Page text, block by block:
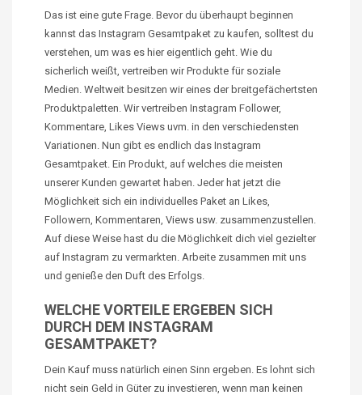
Das ist eine gute Frage. Bevor du überhaupt beginnen
kannst das Instagram Gesamtpaket zu kaufen, solltest du
verstehen, um was es hier eigentlich geht. Wie du
sicherlich weißt, vertreiben wir Produkte für soziale
Medien. Weltweit besitzen wir eines derbreitgefächertsten
Produktpaletten. Wir vertreiben Instagram Follower,
Kommentare, Likes Views uvm. in den verschiedensten
Variationen. Nun gibt es endlich das Instagram
Gesamtpaket. Ein Produkt, auf welches die meisten
unserer Kunden gewartet haben. Jeder hat jetzt die
Möglichkeit sich ein individuelles Paket an Likes,
Followern, Kommentaren, Views usw. zusammenzustellen.
Auf diese Weise hast du die Möglichkeit dich viel gezielter
auf Instagram zu vermarkten. Arbeite zusammen mit uns
und genieße den Duft des Erfolgs.
WELCHE VORTEILE ERGEBEN SICH
DURCH DEM INSTAGRAM
GESAMTPAKET?
Dein Kauf muss natürlich einen Sinn ergeben. Es lohnt sich
nicht sein Geld in Güter zu investieren, wenn man keinen